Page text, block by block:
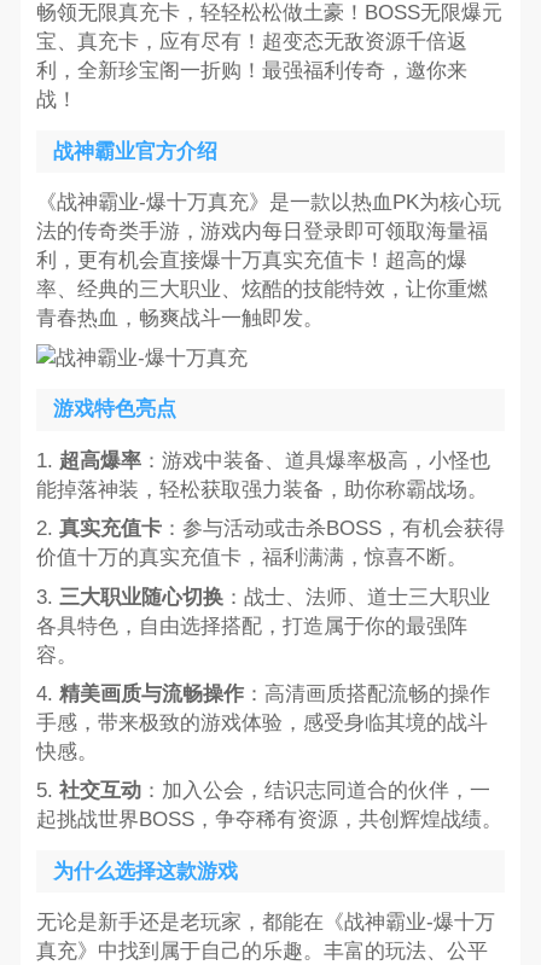
畅领无限真充卡，轻轻松松做土豪！BOSS无限爆元
宝、真充卡，应有尽有！超变态无敌资源千倍返
利，全新珍宝阁一折购！最强福利传奇，邀你来
战！
战神霸业官方介绍
《战神霸业-爆十万真充》是一款以热血PK为核心玩
法的传奇类手游，游戏内每日登录即可领取海量福
利，更有机会直接爆十万真实充值卡！超高的爆
率、经典的三大职业、炫酷的技能特效，让你重燃
青春热血，畅爽战斗一触即发。
游戏特色亮点
1. 超高爆率：游戏中装备、道具爆率极高，小怪也
能掉落神装，轻松获取强力装备，助你称霸战场。
2. 真实充值卡：参与活动或击杀BOSS，有机会获得
价值十万的真实充值卡，福利满满，惊喜不断。
3. 三大职业随心切换：战士、法师、道士三大职业
各具特色，自由选择搭配，打造属于你的最强阵
容。
4. 精美画质与流畅操作：高清画质搭配流畅的操作
手感，带来极致的游戏体验，感受身临其境的战斗
快感。
5. 社交互动：加入公会，结识志同道合的伙伴，一
起挑战世界BOSS，争夺稀有资源，共创辉煌战绩。
为什么选择这款游戏
无论是新手还是老玩家，都能在《战神霸业-爆十万
真充》中找到属于自己的乐趣。丰富的玩法、公平